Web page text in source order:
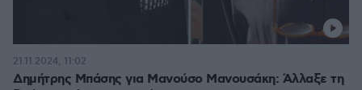
Δημήτρης Μπάσης για Μανούσο Μανουσάκη: Άλλαξε τη
21.11.2024, 11:02